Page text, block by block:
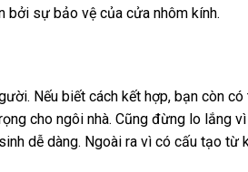
bởi sự bảo vệ của cửa nhôm kính.
Nếu biết cách kết hợp, bạn còn
cho ngôi nhà. Cũng đừng lo lắng
dễ dàng. Ngoài ra vì có cấu tạo từ